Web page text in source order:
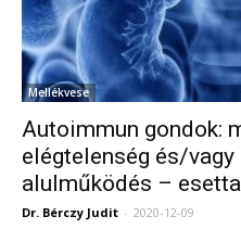
Mellékvese
Autoimmun gondok:
elégtelenség és/
alulműködés –
Dr. Bérczy Judit - 2020-12-09